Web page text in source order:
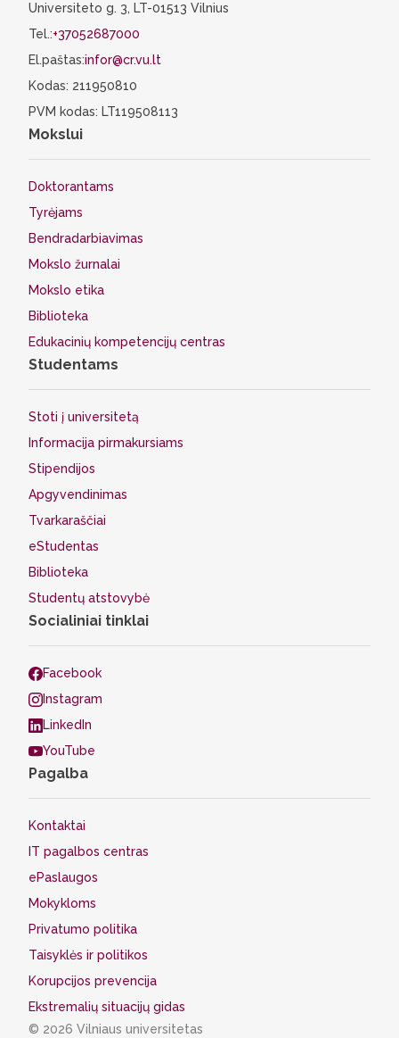
Universiteto g. 3, LT-01513 Vilnius
Tel.:+37052687000
El.paštas:infor@cr.vu.lt
Kodas: 211950810
PVM kodas: LT119508113
Mokslui
Doktorantams
Tyrėjams
Bendradarbiavimas
Mokslo žurnalai
Mokslo etika
Biblioteka
Edukacinių kompetencijų centras
Studentams
Stoti į universitetą
Informacija pirmakursiams
Stipendijos
Apgyvendinimas
Tvarkaraščiai
eStudentas
Biblioteka
Studentų atstovybė
Socialiniai tinklai
Facebook
Instagram
LinkedIn
YouTube
Pagalba
Kontaktai
IT pagalbos centras
ePaslaugos
Mokykloms
Privatumo politika
Taisyklės ir politikos
Korupcijos prevencija
Ekstremalių situacijų gidas
© 2026 Vilniaus universitetas